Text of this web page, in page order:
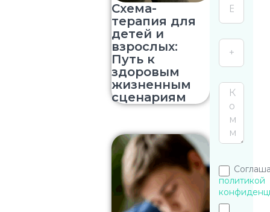
Схема-
терапия для
детей и
взрослых:
Путь к
здоровым
жизненным
сценариям
политикой